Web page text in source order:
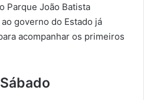
Parque João Batista
governo do Estado já
acompanhar os primeiros